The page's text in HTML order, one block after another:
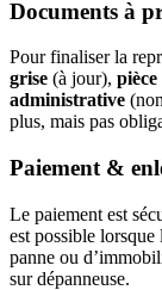
Documents à
Pour finaliser la
grise (à jour),
administrative
plus, mais pas
Paiement &
Le paiement est
est possible lorsque
panne ou
sur dépanneuse.